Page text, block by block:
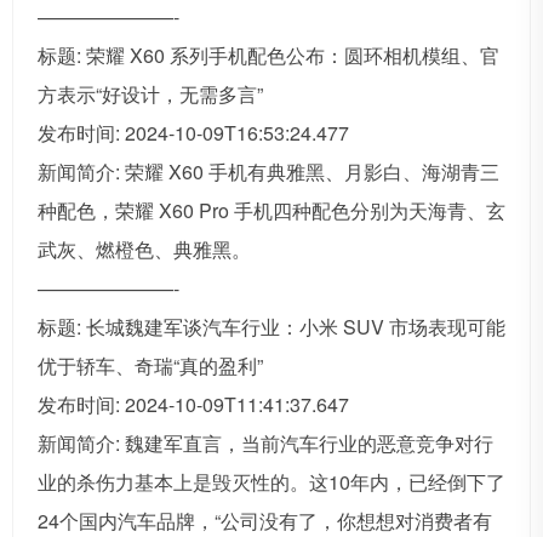
———————-
标题: 荣耀 X60 系列手机配色公布：圆环相机模组、官
方表示“好设计，无需多言”
发布时间: 2024-10-09T16:53:24.477
新闻简介: 荣耀 X60 手机有典雅黑、月影白、海湖青三
种配色，荣耀 X60 Pro 手机四种配色分别为天海青、玄
武灰、燃橙色、典雅黑。
———————-
标题: 长城魏建军谈汽车行业：小米 SUV 市场表现可能
优于轿车、奇瑞“真的盈利”
发布时间: 2024-10-09T11:41:37.647
新闻简介: 魏建军直言，当前汽车行业的恶意竞争对行
业的杀伤力基本上是毁灭性的。这10年内，已经倒下了
24个国内汽车品牌，“公司没有了，你想想对消费者有